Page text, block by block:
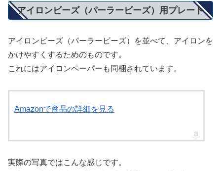
アイロンビーズ（パーラービーズ）用プレート
アイロンビーズ（パーラービーズ）を並べて、アイロンを
かけやすくするためのものです。
これにはアイロンペーパーも同梱されています。
Amazonで商品の詳細を見る
実際の写真ではこんな感じです。